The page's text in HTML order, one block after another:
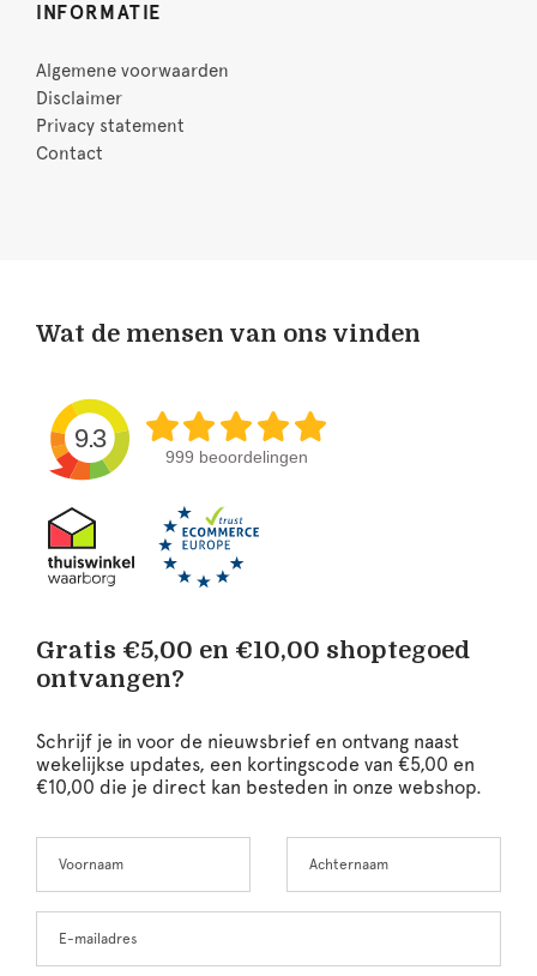
INFORMATIE
Algemene voorwaarden
Disclaimer
Privacy statement
Contact
Wat de mensen van ons vinden
9.3
999 beoordelingen
Gratis €5,00 en €10,00 shoptegoed
ontvangen?
Schrijf je in voor de nieuwsbrief en ontvang naast
wekelijkse updates, een kortingscode van €5,00 en
€10,00 die je direct kan besteden in onze webshop.
this